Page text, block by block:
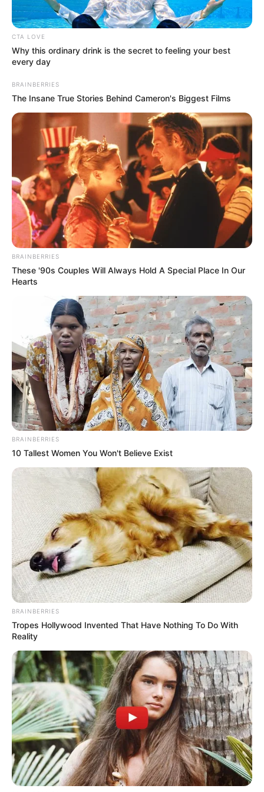
CONDENADO
de Cartagena a 6 años de
CONTRALOR DISTRITAL
William Dau denuncia
irregularidades en la
elección del contralor
Distrital
NOTICIAS CARTAGENA
Tira que jala por elección
Cartagena: Rafael Castillo,
encargo
CONTRALOR DISTRITAL
Rifirrafe en la elección de
Contralor en Bogotá, ¿Qué
está pasando?
CUNDINAMARCA
Demandaron elección del
Contralor distrital ante el
Tribunal de Cundinamarca
ALCALDE DE CARTAGENA
¿Alcalde de Cartagena
sería suspendido?, juez
rechazó demanda que
buscaba detener el
CONTRALOR DISTRITAL
Declaran en “riesgo
extraordinario” vida de
Contralor Distrital, debido
a amenazas
ALCALDE DE CARTAGENA
Consejo de Contralores le
da espaldarazo a
CTA LOVE
Why this ordinary drink is the secret to feeling your best
every day
BRAINBERRIES
The Insane True Stories Behind Cameron's Biggest Films
BRAINBERRIES
These '90s Couples Will Always Hold A Special Place In Our
Hearts
BRAINBERRIES
10 Tallest Women You Won't Believe Exist
BRAINBERRIES
Tropes Hollywood Invented That Have Nothing To Do With
Reality